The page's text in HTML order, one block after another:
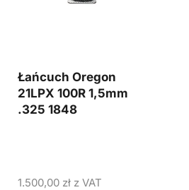
Łańcuch Oregon
21LPX 100R 1,5mm
.325 1848
1.500,00 zł z VAT